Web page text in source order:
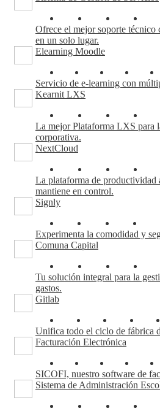
Ofrece el mejor soporte técnico
en un solo lugar.
Elearning Moodle
Servicio de e-learning con
Kearnit LXS
La mejor Plataforma LXS para
corporativa.
NextCloud
La plataforma de productividad
mantiene en control.
Signly
Experimenta la comodidad y
Comuna Capital
Tu solución integral para la
gastos.
Gitlab
Unifica todo el ciclo de fábrica
Facturación Electrónica
SICOFI, nuestro software de
Sistema de Administración